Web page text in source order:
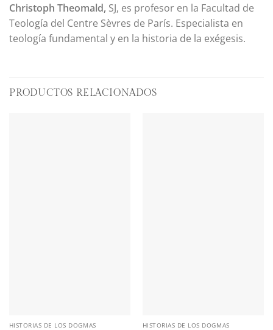
Christoph Theomald, SJ, es profesor en la Facultad de
Teología del Centre Sèvres de París. Especialista en
teología fundamental y en la historia de la exégesis.
PRODUCTOS RELACIONADOS
HISTORIAS DE LOS DOGMAS HISTORIAS DE LOS DOGMAS